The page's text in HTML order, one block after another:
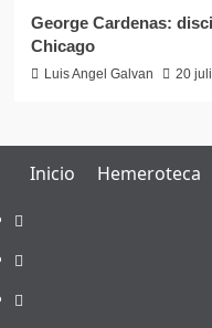
George Cardenas:
Chicago
Luis Angel Galvan 20
Inicio Hemeroteca
Inicio
Hemeroteca
Privacidad